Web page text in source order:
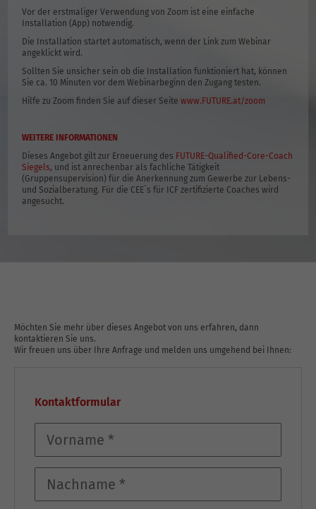
Vor der erstmaliger Verwendung von Zoom ist eine einfache
Installation (App) notwendig.
Die Installation startet automatisch, wenn der Link zum Webinar
angeklickt wird.
Sollten Sie unsicher sein ob die Installation funktioniert hat, können
Sie ca. 10 Minuten vor dem Webinarbeginn den Zugang testen.
Hilfe zu Zoom finden Sie auf dieser Seitewww.FUTURE.at/zoom
WEITERE INFORMATIONEN
Dieses Angebot gilt zur Erneuerung des FUTURE-Qualified-Core-Coach
Siegels, und ist anrechenbar als fachliche Tätigkeit
(Gruppensupervision) für die Anerkennung zum Gewerbe zur Lebens-
und Sozialberatung. Für die CEE´s für ICF zertifizierte Coaches wird
angesucht.
Möchten Sie mehr über dieses Angebot von uns erfahren, dann
kontaktieren Sie uns.
Wir freuen uns über Ihre Anfrage und melden uns umgehend bei Ihnen:
Kontaktformular